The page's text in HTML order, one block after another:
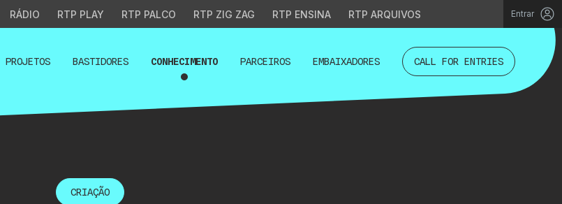
RÁDIO RTP PLAY RTP PALCO RTP ZIG ZAG RTP ENSINA RTP ARQUIVOS Entrar
PROJETOS BASTIDORES CONHECIMENTO PARCEIROS EMBAIXADORES CALL FOR ENTRIES
CRIAÇÃO